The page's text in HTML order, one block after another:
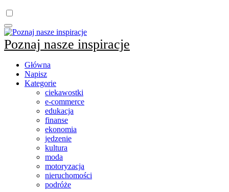
Poznaj nasze inspiracje
Główna
Napisz
Kategorie
ciekawostki
e-commerce
edukacja
finanse
ekonomia
jedzenie
kultura
moda
motoryzacja
nieruchomości
podróże